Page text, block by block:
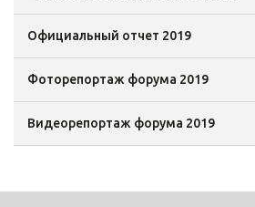
Официальный отчет 2019
Фоторепортаж форума 2019
Видеорепортаж форума 2019